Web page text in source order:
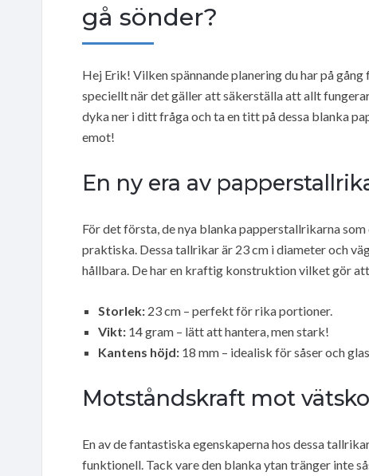
gå sönder?
Hej Erik! Vilken spännande planering du har på
speciellt när det gäller att säkerställa att allt
dyka ner i ditt fråga och ta en titt på dessa blanka
emot!
En ny era av
För det första, de nya blanka papperstallrikarna
praktiska. Dessa tallrikar är 23 cm i diameter och
hållbara. De har en kraftig konstruktion vilket gör
Storlek: 23 cm – perfekt för rika portioner.
Vikt: 14 gram – lätt att hantera, men stark!
Kantens höjd: 18 mm – idealisk för såser och
Motståndskraft mot
En av de fantastiska egenskaperna hos dessa
funktionell. Tack vare den blanka ytan tränger inte